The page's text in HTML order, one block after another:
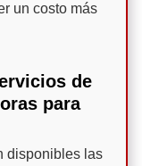
un costo más
de
para
disponibles las